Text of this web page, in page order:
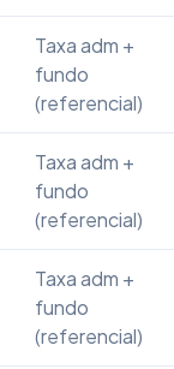
Taxa adm +
fundo
(referencial)
Taxa adm +
fundo
(referencial)
Taxa adm +
fundo
(referencial)